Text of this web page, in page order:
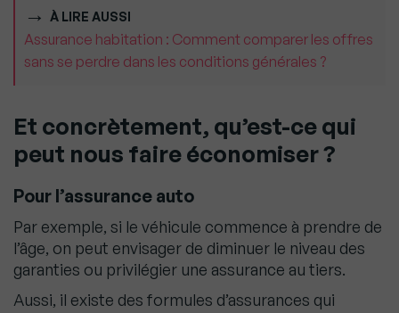
À LIRE AUSSI
Assurance habitation : Comment comparer les offres
sans se perdre dans les conditions générales ?
Et concrètement, qu’est-ce qui
peut nous faire économiser ?
Pour l’assurance auto
Par exemple, si le véhicule commence à prendre de
l’âge, on peut envisager de diminuer le niveau des
garanties ou privilégier une assurance au tiers.
Aussi, il existe des formules d’assurances qui